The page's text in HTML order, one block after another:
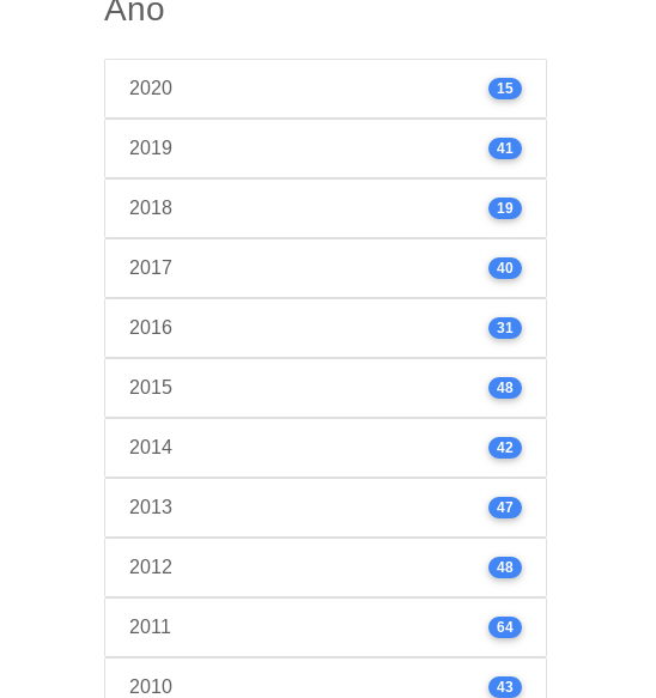
Ano
2020 15
2019 41
2018 19
2017 40
2016 31
2015 48
2014 42
2013 47
2012 48
2011 64
2010 43